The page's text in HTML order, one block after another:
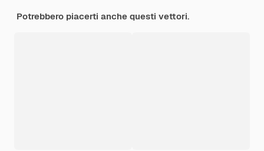
Potrebbero piacerti anche questi vettori.